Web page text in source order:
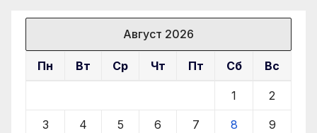
Август 2026
Пн Вт Ср Чт Пт Сб Вс
1 2
3 4 5 6 7 8 9